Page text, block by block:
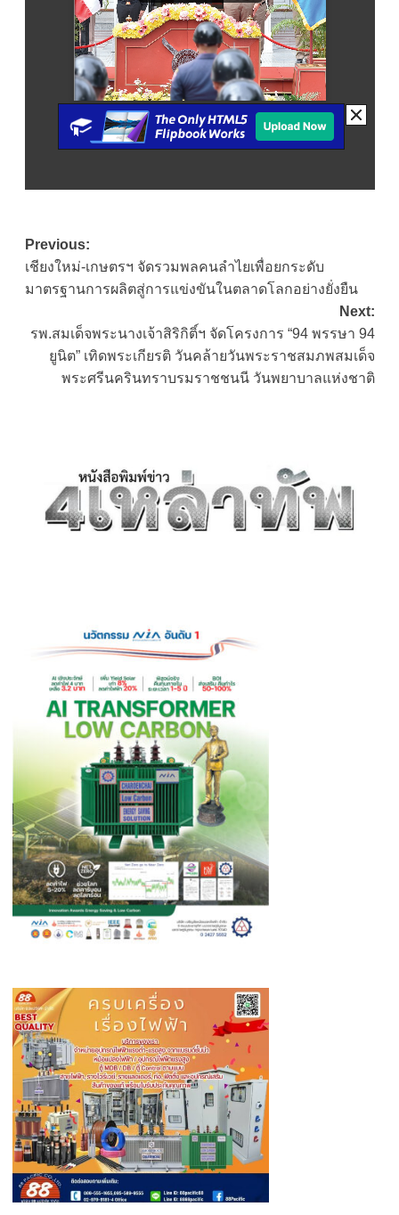
Post
navigation
Previous:
เชียงใหม่-เกษตรฯ จัดรวมพลคนลำไยเพื่อยกระดับ
มาตรฐานการผลิตสู่การแข่งขันในตลาดโลกอย่างยั่งยืน
Next:
รพ.สมเด็จพระนางเจ้าสิริกิติ์ฯ จัดโครงการ “94 พรรษา 94
ยูนิต” เทิดพระเกียรติ วันคล้ายวันพระราชสมภพสมเด็จ
พระศรีนครินทราบรมราชชนนี วันพยาบาลแห่งชาติ